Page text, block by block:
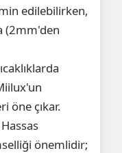
edilebilirken,
(2mm'den
öne çıkar.
Hassas
önemlidir;